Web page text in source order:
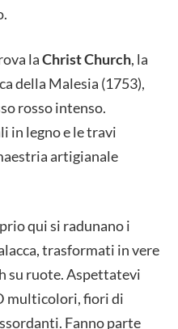
laChrist Church, la
della Malesia (1753),
rosso intenso.
in legno e le travi
artigianale
qui si radunano i
trasformati in vere
su ruote. Aspettatevi
multicolori, fiori di
Fanno parte